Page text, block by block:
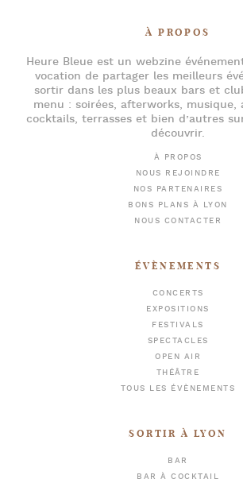
À PROPOS
Heure Bleueest un webzine
vocation de partager les meilleurs
sortir dans les plus beaux bars et
menu : soirées, afterworks, musique,
cocktails, terrasses et bien d’autres
découvrir.
À PROPOS
NOUS REJOINDRE
NOS PARTENAIRES
BONS PLANS À LYON
NOUS CONTACTER
ÉVÈNEMENTS
CONCERTS
EXPOSITIONS
FESTIVALS
SPECTACLES
OPEN AIR
THÉÂTRE
TOUS LES ÉVÈNEMENTS
SORTIR À LYON
BAR